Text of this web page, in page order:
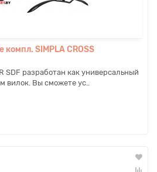
SIMPLA CROSS
SDF разработан как универсальный
вилок. Вы сможете ус..